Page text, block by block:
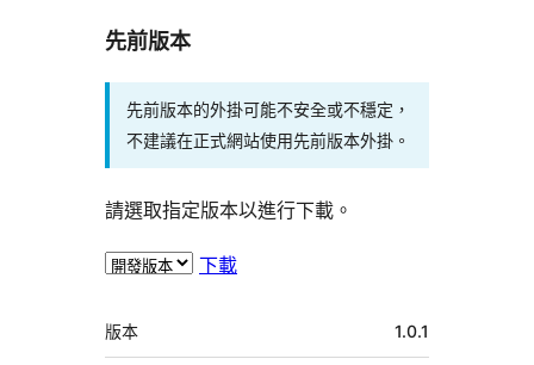
先前版本
先前版本的外掛可能不安全或不穩定，
不建議在正式網站使用先前版本外掛。
請選取指定版本以進行下載。
下載
中
繼
版本 1.0.1